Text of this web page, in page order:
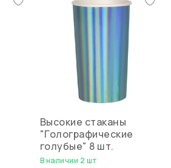
Высокие стаканы
"Голографические
голубые" 8 шт.
В наличии 2 шт